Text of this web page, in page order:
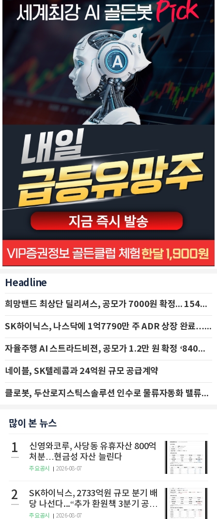
Headline
희망밴드 최상단 딜리셔스, 공모가 7000원 확정... 154억 규모 IPO 돌입
SK하이닉스, 나스닥에 1억7790만 주 ADR 상장 완료…29일 국내 추가 상장
자율주행 AI 스트라드비젼, 공모가 1.2만 원 확정 ‘840억 수혈’
네이블, SK텔레콤과 24억원 규모 공급계약
클로봇, 두산로지스틱스솔루션 인수로 물류자동화 밸류체인 확장 추진 - IBK투자증권
많이 본 뉴스
1
신영와코루, 사당동 유휴자산 800억
처분…현금성 자산 늘린다
주요공시 2026-08-07
2
SK하이닉스, 2733억원 규모 분기 배
당 나선다...“추가 환원책 3분기 공
개”
주요공시 2026-08-07